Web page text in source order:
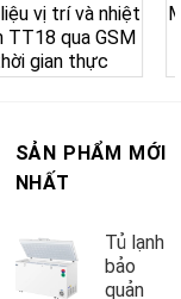
vị trí và nhiệt
TT18 qua GSM
gian thực
SẢN PHẨM MỚI
NHẤT
Tủ lạnh
bảo
quản